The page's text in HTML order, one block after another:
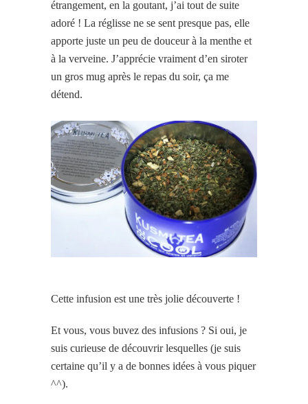
étrangement, en la goutant, j’ai tout de suite
adoré ! La réglisse ne se sent presque pas, elle
apporte juste un peu de douceur à la menthe et
à la verveine. J’apprécie vraiment d’en siroter
un gros mug après le repas du soir, ça me
détend.
Cette infusion est une très jolie découverte !
Et vous, vous buvez des infusions ? Si oui, je
suis curieuse de découvrir lesquelles (je suis
certaine qu’il y a de bonnes idées à vous piquer
^^).